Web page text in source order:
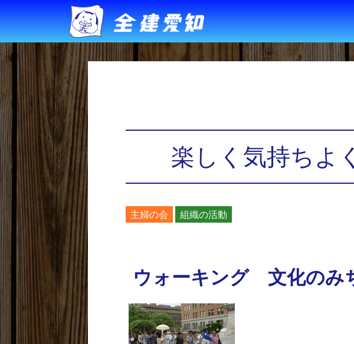
楽しく気持ちよ
主婦の会
組織の活動
ウォーキング 文化のみ